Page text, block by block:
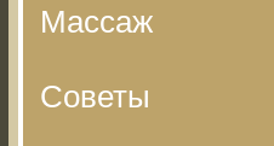
Массаж
Советы